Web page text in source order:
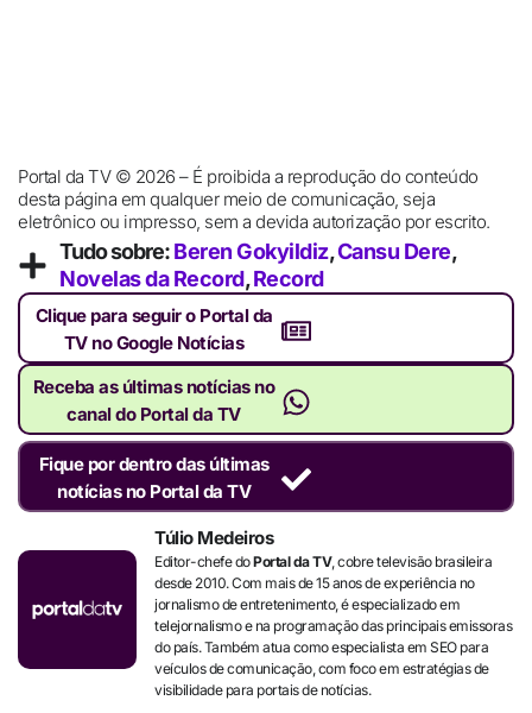
Portal da TV © 2026 – É proibida a reprodução do conteúdo
desta página em qualquer meio de comunicação, seja
eletrônico ou impresso, sem a devida autorização por escrito.
Tudo sobre:Beren Gokyildiz,Cansu Dere,
Novelas da Record,Record
Clique para seguir o Portal da
TV no Google Notícias
Receba as últimas notícias no
canal do Portal da TV
Fique por dentro das últimas
notícias no Portal da TV
Túlio Medeiros
Editor-chefe doPortal da TV, cobre televisão brasileira
desde 2010. Com mais de 15 anos de experiência no
jornalismo de entretenimento, é especializado em
telejornalismo e na programação das principais emissoras
do país. Também atua como especialista em SEO para
veículos de comunicação, com foco em estratégias de
visibilidade para portais de notícias.